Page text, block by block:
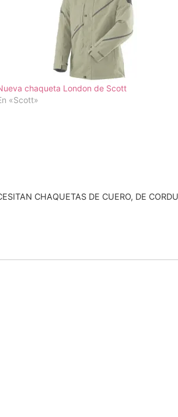
chaqueta London de Scott
«Scott»
CHAQUETAS DE CUERO, DE